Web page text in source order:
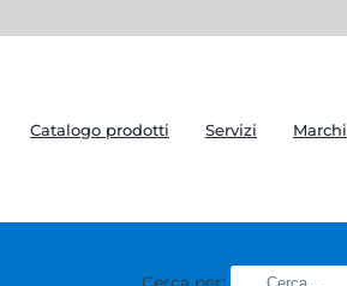
Catalogo prodotti Servizi Marchi